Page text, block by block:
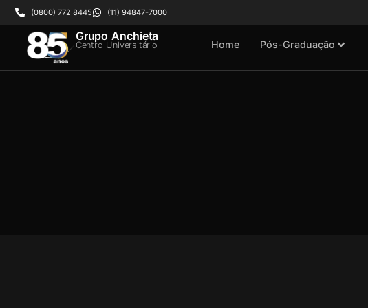
(0800) 772 8445 (11) 94847-7000
Grupo Anchieta
Centro Universitário Home Pós-Graduação